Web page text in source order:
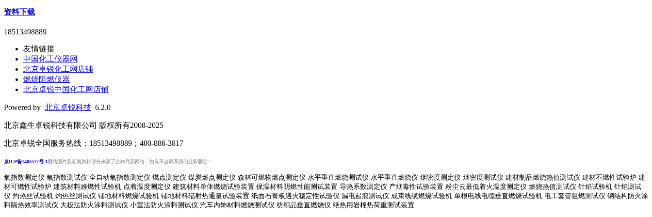
资料下载
18513498889
友情链接
中国化工仪器网
北京卓锐化工网店铺
燃烧阻燃仪器
北京卓锐中国化工网店铺
Powered by 北京卓锐科技 6.2.0
北京鑫生卓锐科技有限公司 版权所有2008-2025
北京卓锐全国服务热线：18513498889；400-886-3817
京ICP备1405572号-1网站图片及新闻资料部分来源于合作商及网络，如有不当联系我们立即删除！
氧指数测定仪 氧指数测试仪 全自动氧指数测定仪 燃点测定仪 煤炭燃点测定仪 森林可燃物燃点测定仪 水平垂直燃烧测试仪 水平垂直燃烧仪 烟密度测定仪 烟密度测试仪 建材制品燃烧热值测试仪 建材不燃性试验炉 建
材可燃性试验炉 建筑材料难燃性试验机 点着温度测定仪 建筑材料单体燃烧试验装置 保温材料阴燃性能测试装置 导热系数测定仪 产烟毒性试验装置 粉尘云最低着火温度测定仪 燃烧热值测试仪 针焰试验机 针焰测试
仪 灼热丝试验机 灼热丝测试仪 铺地材料燃烧试验机 铺地材料辐射热通量试验装置 纸面石膏板遇火稳定性试验仪 漏电起痕测试仪 成束线缆燃烧试验机 单根电线电缆垂直燃烧试验机 电工套管阻燃测试仪 钢结构防火涂
料隔热效率测试仪 大板法防火涂料测试仪 小室法防火涂料测试仪 汽车内饰材料燃烧测试仪 纺织品垂直燃烧仪 绝热用岩棉热荷重测 试装置